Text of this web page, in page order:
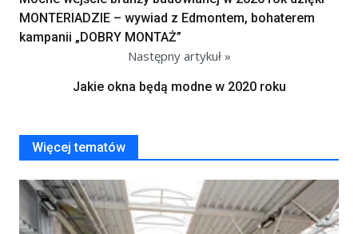
MONTERIADZIE – wywiad z Edmontem, bohaterem
kampanii „DOBRY MONTAŻ”
Następny artykuł »
Jakie okna będą modne w 2020 roku
Więcej tematów